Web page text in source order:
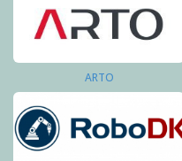
ARTO